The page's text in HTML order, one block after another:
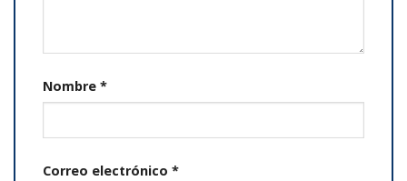
Nombre *
Correo electrónico *